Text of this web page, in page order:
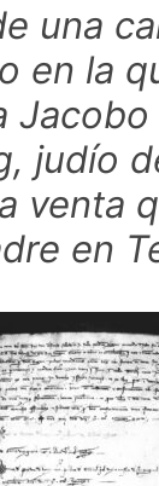
una
en la
Jacobo
judío
venta
en